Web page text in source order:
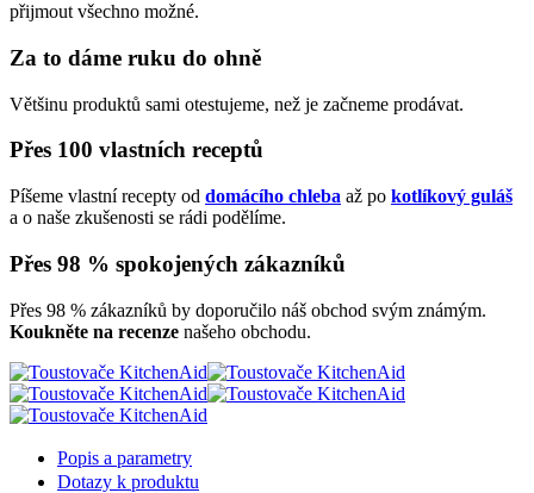
přijmout všechno možné.
Za to dáme ruku do ohně
Většinu produktů sami otestujeme, než je začneme prodávat.
Přes 100 vlastních receptů
Píšeme vlastní recepty od domácího chleba až po kotlíkový guláš
a o naše zkušenosti se rádi podělíme.
Přes 98 % spokojených zákazníků
Přes 98 % zákazníků by doporučilo náš obchod svým známým.
Koukněte na recenze našeho obchodu.
Popis a parametry
Dotazy k produktu